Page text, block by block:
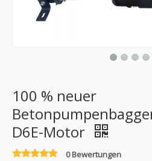
100 % neuer
D6E-Motor
0 Bewertungen